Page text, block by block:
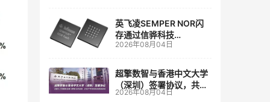
英飞凌SEMPER NOR闪
存通过信骅科技
AST2700 BMC认证，全
管理
2026年08月04日
超擎数智与香港中文大学
（深圳）签署协议，共建
人工智能和边缘计算联合
2026年08月04日